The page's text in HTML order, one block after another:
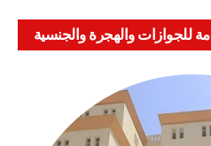
للجوازات والهجرة والجنسية